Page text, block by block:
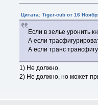
Цитата: Tiger-cub от 16
Если в зелье уронить
А если
А если транс
1) Не должно.
2) Не должно, но может